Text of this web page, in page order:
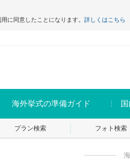
に同意したことになります。 詳しくはこちら
海外挙式の準備ガイド
プラン検索 フォト検索